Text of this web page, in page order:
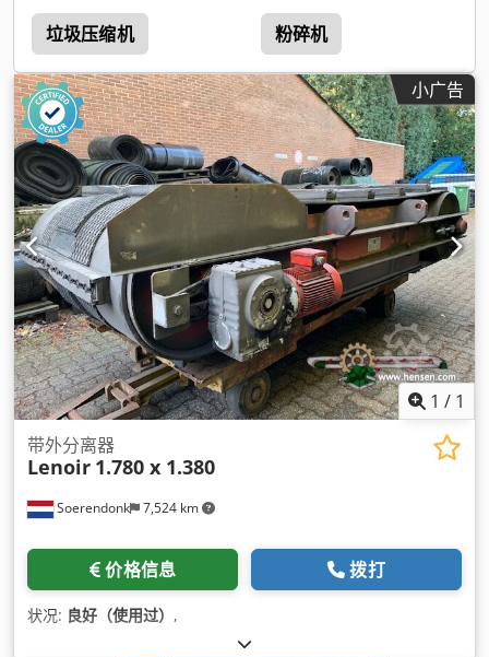
垃圾压缩机 粉碎机
小广告
1 / 1
Soerendonk 7,524 km
带外分离器
Lenoir 1.780 x 1.380
价格信息 拨打
状况: 良好（使用过） ,